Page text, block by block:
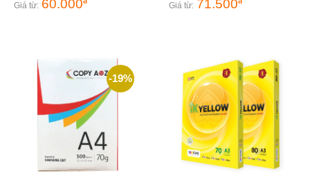
Giá từ: 60.000 Giá từ: 71.500
-19%